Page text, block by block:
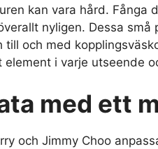
kan vara hård. Fånga
nyligen. Dessa små
till och med
element i varje utseende
med ett
och Jimmy Choo